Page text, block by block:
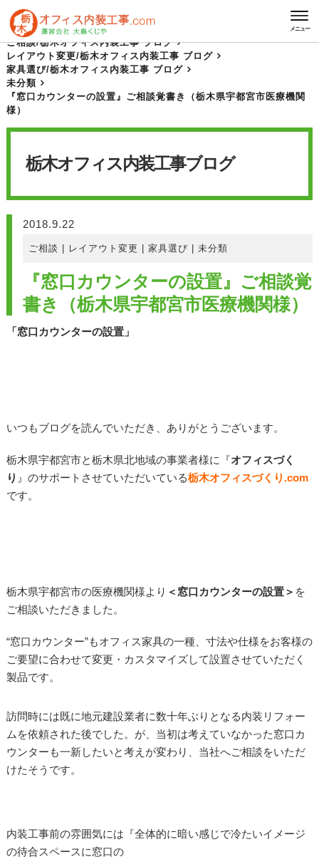
メニュー
HOME
栃木オフィス内装工事 ブログ
ご相談/栃木オフィス内装工事 ブログ
レイアウト変更/栃木オフィス内装工事 ブログ
家具選び/栃木オフィス内装工事 ブログ
未分類
『窓口カウンターの設置』ご相談覚書き（栃木県宇都宮市医療機関
様）
栃木オフィス内装工事ブログ
2018.9.22
ご相談 レイアウト変更 家具選び 未分類
『窓口カウンターの設置』ご相談覚
書き（栃木県宇都宮市医療機関様）
「窓口カウンターの設置」
いつもブログを読んでいただき、ありがとうございます。
栃木県宇都宮市と栃木県北地域の事業者様に『オフィスづく
り 』のサポートさせていただいている栃木オフィスづくり .com
です。
栃木県宇都宮市の医療機関様より ＜ 窓口カウンターの設置＞ を
ご相談いただきました。
“窓口カウンター”もオフィス家具の一種、寸法や仕様をお客様の
ご要望に合わせて変更・カスタマイズして設置させていただく
製品です。
訪問時には既に地元建設業者に数十年ぶりとなる内装リフォー
ムを依頼された後でした。が、当初は考えていなかった窓口カ
ウンターも一新したいと考えが変わり、当社へご相談をいただ
けたそうです。
内装工事前の雰囲気には『全体的に暗い感じで冷たいイメージ
の待合スペースに窓口の